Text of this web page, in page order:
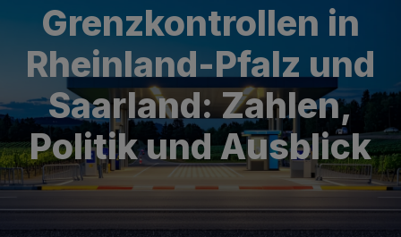
Grenzkontrollen in
Rheinland-Pfalz und
Saarland: Zahlen,
Politik und Ausblick